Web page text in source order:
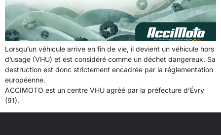
Lorsqu’un véhicule arrive en fin de vie, il devient un véhicule hors
d’usage (VHU) et est considéré comme un déchet dangereux. Sa
destruction est donc strictement encadrée par la réglementation
européenne.
ACCIMOTO est un centre VHU agréé par la préfecture d’Évry
(91).